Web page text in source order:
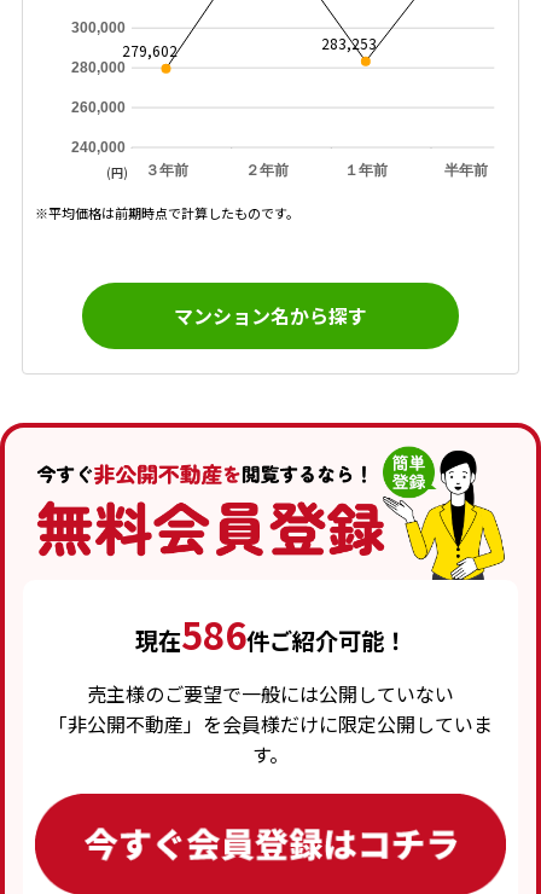
３年前 ２年前 １年前 半年前
240,000
260,000
280,000
300,000
279,602 283,253
(円)
※平均価格は前期時点で計算したものです。
マンション名から探す
現在586件ご紹介可能！
売主様のご要望で一般には公開していない
「非公開不動産」を会員様だけに限定公開していま
す。